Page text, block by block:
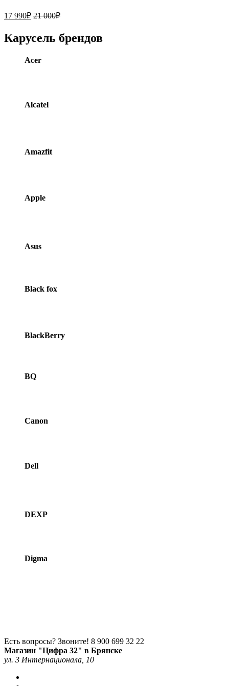
17 990₽ 21 000₽
Карусель брендов
Acer
Alcatel
Amazfit
Apple
Asus
Black fox
BlackBerry
BQ
Canon
Dell
DEXP
Digma
Есть вопросы? Звоните! 8 900 699 32 22
Магазин "Цифра 32" в Брянске
ул. 3 Интернационала, 10